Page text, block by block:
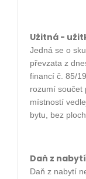
Užitná -
Jedná se o
převzata z
financí č. 85/
rozumí součet
místností
bytu, bez
Daň z
Daň z nabytí